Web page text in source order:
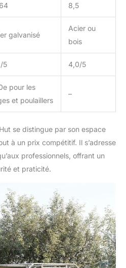
8,5
galvanisé
Acier ou
bois
5 4,0/5
pour les
et poulaillers
–
se distingue par son espace
à un prix compétitif. Il s’adresse
professionnels, offrant un
et praticité.